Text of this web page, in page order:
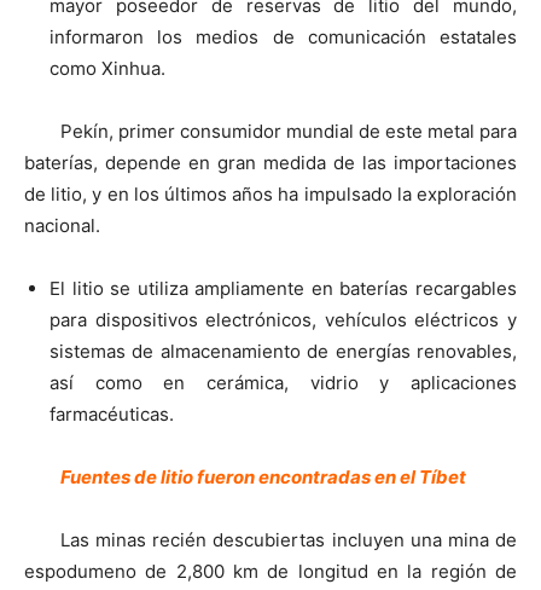
mayor poseedor de reservas de litio del mundo,
informaron los medios de comunicación estatales
como Xinhua.
Pekín, primer consumidor mundial de este metal para
baterías, depende en gran medida de las importaciones
de litio, y en los últimos años ha impulsado la exploración
nacional.
El litio se utiliza ampliamente en baterías recargables
para dispositivos electrónicos, vehículos eléctricos y
sistemas de almacenamiento de energías renovables,
así como en cerámica, vidrio y aplicaciones
farmacéuticas.
Fuentes de litio fueron encontradas en el Tíbet
Las minas recién descubiertas incluyen una mina de
espodumeno de 2,800 km de longitud en la región de